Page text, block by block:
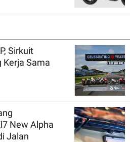
Sirkuit
Kerja Sama
New Alpha
Jalan